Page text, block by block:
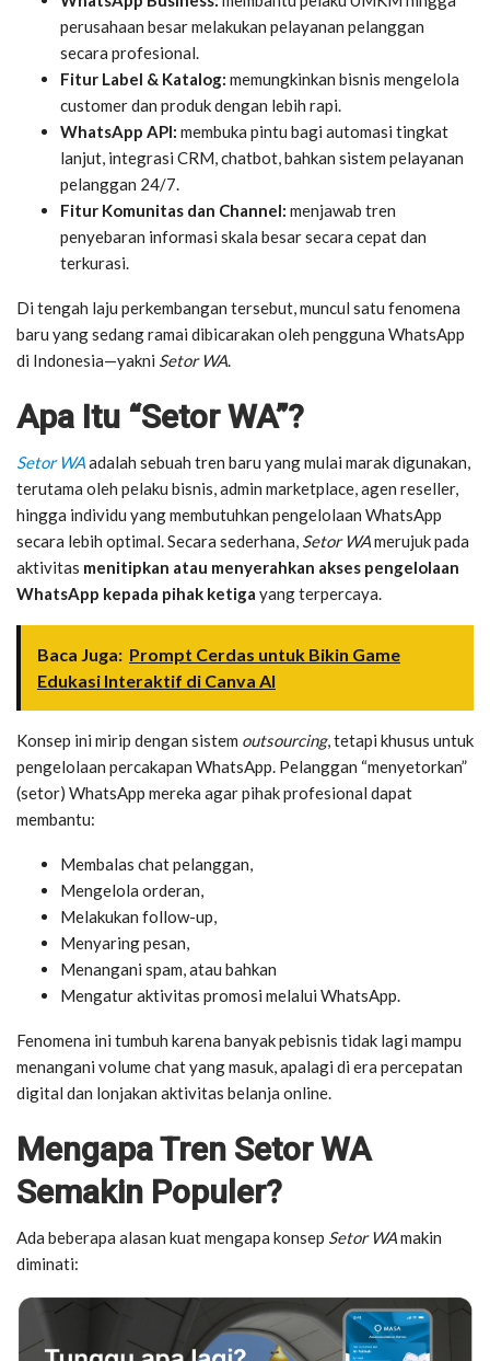
perusahaan besar melakukan pelayanan pelanggan
secara profesional.
Fitur Label & Katalog: memungkinkan bisnis mengelola
customer dan produk dengan lebih rapi.
WhatsApp API: membuka pintu bagi automasi tingkat
lanjut, integrasi CRM, chatbot, bahkan sistem pelayanan
pelanggan 24/7.
Fitur Komunitas dan Channel: menjawab tren
penyebaran informasi skala besar secara cepat dan
terkurasi.
Di tengah laju perkembangan tersebut, muncul satu fenomena
baru yang sedang ramai dibicarakan oleh pengguna WhatsApp
di Indonesia—yakni Setor WA.
Apa Itu “Setor WA”?
Setor WAadalah sebuah tren baru yang mulai marak digunakan,
terutama oleh pelaku bisnis, admin marketplace, agen reseller,
hingga individu yang membutuhkan pengelolaan WhatsApp
secara lebih optimal. Secara sederhana, Setor WAmerujuk pada
aktivitas menitipkan atau menyerahkan akses pengelolaan
WhatsApp kepada pihak ketiga yang terpercaya.
Baca Juga: Prompt Cerdas untuk Bikin Game
Edukasi Interaktif di Canva AI
Konsep ini mirip dengan sistem outsourcing, tetapi khusus untuk
pengelolaan percakapan WhatsApp. Pelanggan “menyetorkan”
(setor) WhatsApp mereka agar pihak profesional dapat
membantu:
Membalas chat pelanggan,
Mengelola orderan,
Melakukan follow-up,
Menyaring pesan,
Menangani spam, atau bahkan
Mengatur aktivitas promosi melalui WhatsApp.
Fenomena ini tumbuh karena banyak pebisnis tidak lagi mampu
menangani volume chat yang masuk, apalagi di era percepatan
digital dan lonjakan aktivitas belanja online.
Mengapa Tren Setor WA
Semakin Populer?
Ada beberapa alasan kuat mengapa konsep Setor WAmakin
diminati: